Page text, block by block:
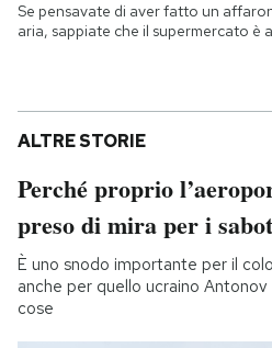
Se pensavate di aver fatto un
aria, sappiate che il supermercato è
ALTRE STORIE
Perché proprio
preso di mira per i
È uno snodo importante per il
anche per quello ucraino
cose